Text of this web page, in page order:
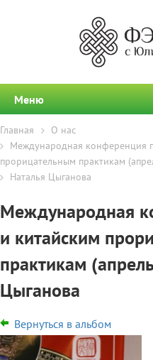
Меню
Главная
О нас
Международная конференция
прорицательным практикам
Наталья Цыганова
Международная
и китайским
практикам
Цыганова
Вернуться в альбом